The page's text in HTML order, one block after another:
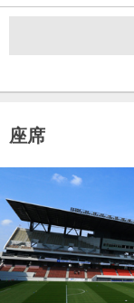
座席